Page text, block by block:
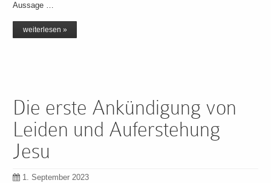
Aussage …
weiterlesen »
Die erste Ankündigung von
Leiden und Auferstehung
Jesu
1. September 2023